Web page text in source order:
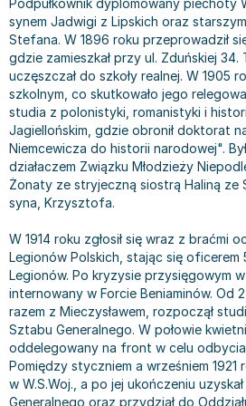
Bajki wiersze
Do kolorowania i naklejania
Kontrastowe obrazki
Kreatywne / Aktywizujące
Poznawanie świata
Podręczniki szkolne
Edukacja przedszkolna
Liceum, Technikum
Szkoła podstawowa
Szkoła zawodowa
Książki: finanse, księgowość,
Książki o gospodarce
Inne
Książki o marketingu
Książki o zarządzaniu
Historia - książki
Archeologia - książki
Historia Polski - książki
Historia świata - książki
Książki militarne
Książki: Prawo
Inne
Książki: Prawo administracyjne
Książki: Prawo cywilne
Książki: Prawo finansowe
Książki: Prawo karne
Książki: pamiętniki, dzienniki i listy
Wywiady, wspomnienia - książki
Komiksy
Komiksy dla dorosłych
Komiksy dla dzieci
Komiksy dla młodzieży
Komiksy obcojęzyczne
Fantastyka, horror - książki
Książki fantasy
Science Fiction - książki
Książki kryminały
Książki z poezją, aforyzmami i
Książki dramaty
Książki humorystyczne i aforyzmy
Tomiki poezji
Książki o sztuce
Liceum i technikum
Podręczniki do 1 klasy liceum i
Podręczniki do 2 klasy liceum i
Podręczniki do 3 klasy liceum i
Podręczniki do klasy 4 liceum i
Podręczniki do szkoły zawodowej
Podręczniki do 1 klasy szkoły
Podręczniki do 2 klasy szkoły
Podręczniki do 3 klasy szkoły
Książki dla dzieci do 2 lat
Książki: bajki dla dzieci do 2 lat
Do kąpieli i zabawy
Kolorowanki i książki do naklejania
Książki grające, z puzzlami i
Obrazki kontrastowe dla niemowląt
Poznawanie świata dla dzieci do 2
Książki o sportowcach
Książki: Turystyka i podróże
Albumy krajoznawcze
Albumy krajoznawcze - Polska
Albumy krajoznawcze - Świat
Atlasy
Atlasy - Polska
Atlasy - świat
Globusy
Mapy - Polska
Mapy - Świat
Przewodniki turystyczne
Przewodniki turystyczne - Polska
Przewodniki turystyczne - Świat
Książki: Zdrowie, rodzina, związki
Książki: Rodzina, związki
Julian Tuwim
Bracia Grimm
Stephen King
Tanya Valko
Lauren Kate
Jan Brzechwa
E. L. James
Virginia C. Andrews
Waldemar Łysiak
Camilla Läckberg
Jan Kochanowski
Henning Mankell
Beata Pawlikowska
L.J. Smith
Diana Palmer
Bear Grylls
Podpułkownik dyplomowany piechoty
synem Jadwigi z Lipskich oraz
Stefana. W 1896 roku przeprowadził
gdzie zamieszkał przy ul. Zduńskiej 34.
uczęszczał do szkoły realnej. W 1905
szkolnym, co skutkowało jego
studia z polonistyki, romanistyki i
Jagiellońskim, gdzie obronił doktorat
Niemcewicza do historii narodowej".
działaczem Związku Młodzieży
Żonaty ze stryjeczną siostrą Haliną ze
syna, Krzysztofa.
W 1914 roku zgłosił się wraz z braćmi
Legionów Polskich, stając się oficerem
Legionów. Po kryzysie przysięgowym w
internowany w Forcie Beniaminów. Od
razem z Mieczysławem, rozpoczął
Sztabu Generalnego. W połowie
oddelegowany na front w celu
Pomiędzy styczniem a wrześniem 1921
w W.S.Woj., a po jej ukończeniu
Generalnego oraz przydział do